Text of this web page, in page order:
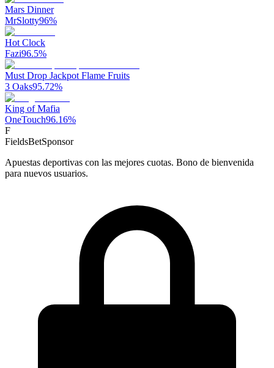
Mars Dinner
MrSlotty96%
Hot Clock
Fazi96.5%
Must Drop Jackpot Flame Fruits
3 Oaks95.72%
King of Mafia
OneTouch96.16%
F
FieldsBetSponsor
Apuestas deportivas con las mejores cuotas. Bono de bienvenida
para nuevos usuarios.